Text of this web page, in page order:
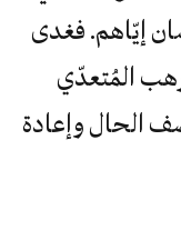
إيّاهم. فغدى
المُتعدّي
الحال وإعادة